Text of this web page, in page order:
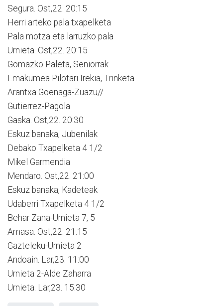
Segura. Ost,22. 20:15
Herri arteko pala txapelketa
Pala motza eta larruzko pala
Urnieta. Ost,22. 20:15
Gomazko Paleta, Seniorrak
Emakumea Pilotari Irekia, Trinketa
Arantxa Goenaga-Zuazu//
Gutierrez-Pagola
Gaska. Ost,22. 20:30
Eskuz banaka, Jubenilak
Debako Txapelketa 4 1/2
Mikel Garmendia
Mendaro. Ost,22. 21:00
Eskuz banaka, Kadeteak
Udaberri Txapelketa 4 1/2
Behar Zana-Urnieta 7, 5
Amasa. Ost,22. 21:15
Gazteleku-Urnieta 2
Andoain. Lar,23. 11:00
Urnieta 2-Alde Zaharra
Urnieta. Lar,23. 15:30